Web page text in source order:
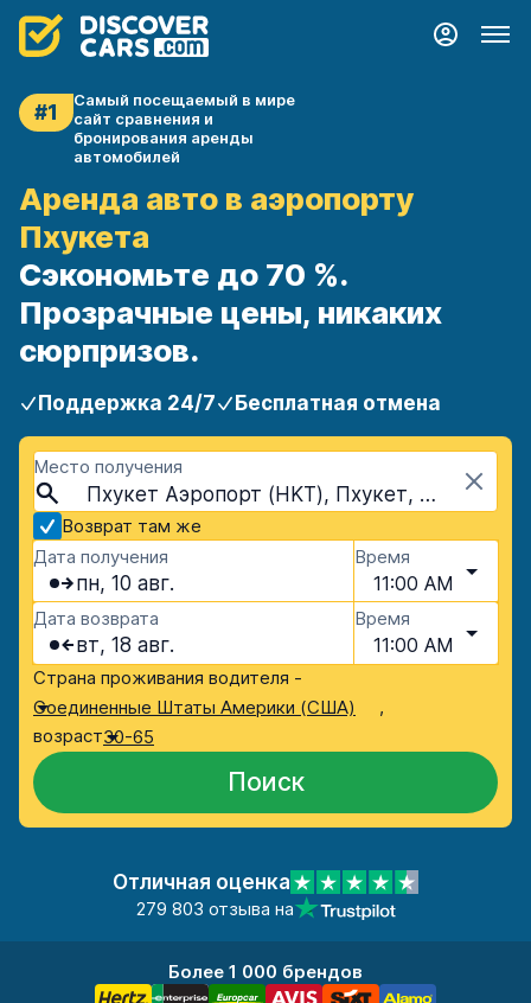
#1
Самый посещаемый в мире
сайт сравнения и
бронирования аренды
автомобилей
Аренда авто в аэропорту
Пхукета
Сэкономьте до 70 %.
Прозрачные цены, никаких
сюрпризов.
Поддержка 24/7 Бесплатная отмена
Место получения
Пхукет Аэропорт (HKT), Пхукет, Таиланд
Возврат там же
Дата получения
пн, 10 авг.
Время
11:00 AM
Дата возврата
вт, 18 авг.
Время
11:00 AM
Страна проживания водителя -
Соединенные Штаты Америки (США)
,
возраст30-65
Поиск
Отличная оценка
279 803 отзыва на
Более 1 000 брендов